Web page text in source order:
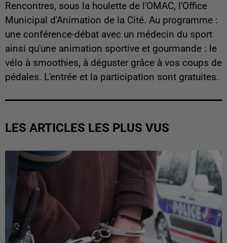
Rencontres, sous la houlette de l'OMAC, l'Office
Municipal d'Animation de la Cité. Au programme :
une conférence-débat avec un médecin du sport
ainsi qu'une animation sportive et gourmande : le
vélo à smoothies, à déguster grâce à vos coups de
pédales. L'entrée et la participation sont gratuites.
LES ARTICLES LES PLUS VUS